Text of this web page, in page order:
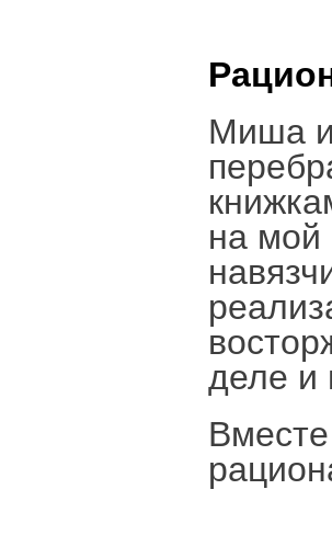
Миша и
на мой
деле и